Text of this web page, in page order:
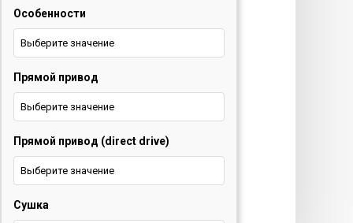
+375 33 653 41 34
Обратный звонок
О нас
Контакты
Услуги
Новости
Особенности
Выберите значение
Прямой привод
Выберите значение
Прямой привод (direct drive)
Выберите значение
Сушка